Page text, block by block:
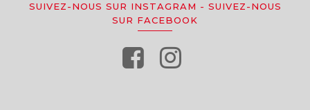
SUIVEZ-NOUS SUR INSTAGRAM - SUIVEZ-NOUS
SUR FACEBOOK